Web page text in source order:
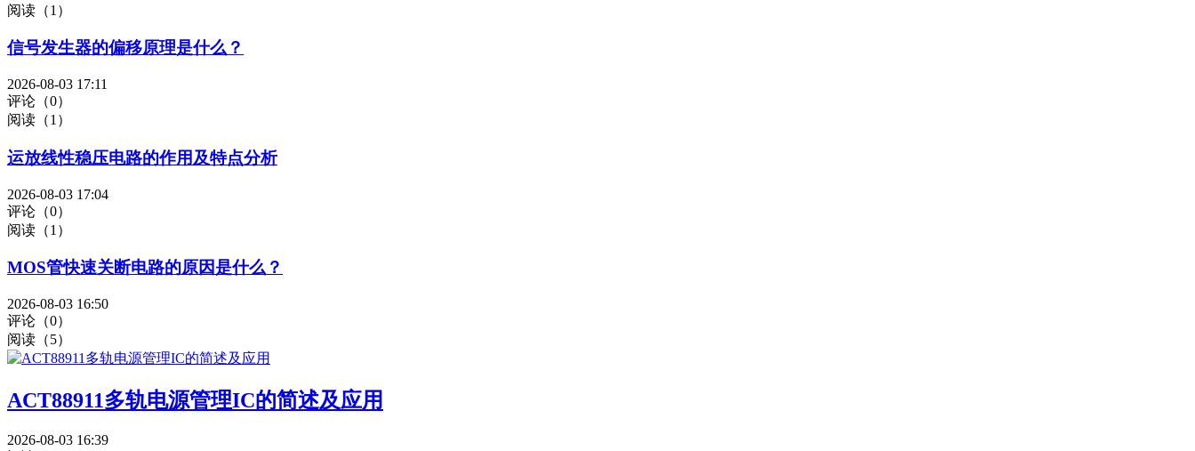
阅读（1）
信号发生器的偏移原理是什么？
2026-08-03 17:11
评论（0）
阅读（1）
运放线性稳压电路的作用及特点分析
2026-08-03 17:04
评论（0）
阅读（1）
MOS管快速关断电路的原因是什么？
2026-08-03 16:50
评论（0）
阅读（5）
ACT88911多轨电源管理IC的简述及应用
2026-08-03 16:39